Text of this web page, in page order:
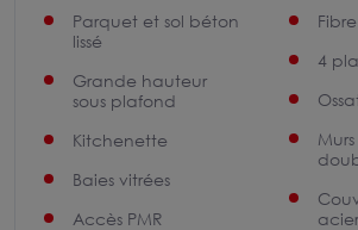
Parquet et sol béton
lissé
Grande hauteur
sous plafond
Kitchenette
Baies vitrées
Accès PMR
Fibre
4
acier